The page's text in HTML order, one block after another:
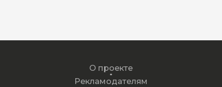
О проекте
Рекламодателям